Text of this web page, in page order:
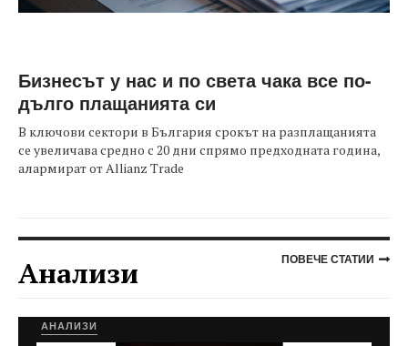
Бизнесът у нас и по света чака все по-
дълго плащанията си
В ключови сектори в България срокът на разплащанията
се увеличава средно с 20 дни спрямо предходната година,
алармират от Allianz Trade
Анализи ПОВЕЧЕ СТАТИИ
АНАЛИЗИ